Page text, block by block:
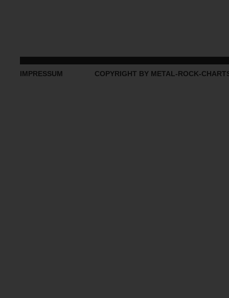
IMPRESSUM COPYRIGHT BY METAL-ROCK-